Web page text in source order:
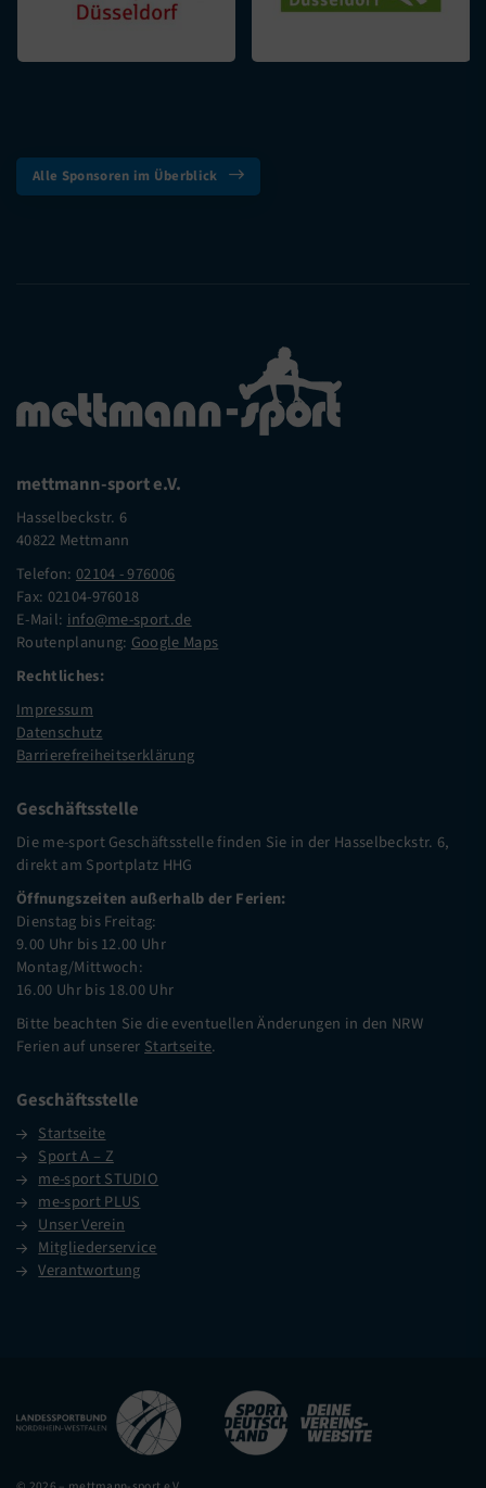
Alle Sponsoren im Überblick
mettmann-sport e.V.
Hasselbeckstr. 6
40822 Mettmann
Telefon: 02104 - 976006
Fax: 02104-976018
E-Mail: info@me-sport.de
Routenplanung: Google Maps
Rechtliches:
Impressum
Datenschutz
Barrierefreiheitserklärung
Geschäftsstelle
Die me-sport Geschäftsstelle finden Sie in der Hasselbeckstr. 6,
direkt am Sportplatz HHG
Öffnungszeiten außerhalb der Ferien:
Dienstag bis Freitag:
9.00 Uhr bis 12.00 Uhr
Montag/Mittwoch:
16.00 Uhr bis 18.00 Uhr
Bitte beachten Sie die eventuellen Änderungen in den NRW
Ferien auf unserer Startseite.
Geschäftsstelle
Startseite
Sport A – Z
me-sport STUDIO
me-sport PLUS
Unser Verein
Mitgliederservice
Verantwortung